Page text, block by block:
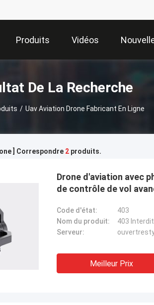
Produits Vidéos
De La Recherche
/ Uav Aviation Drone Fabricant En Ligne
] Correspondre 2 produits.
Drone d'aviation avec
de contrôle de vol
Code d'état:
403
Nom du produit:
403 Interdit
Serveur:
Meilleur Prix